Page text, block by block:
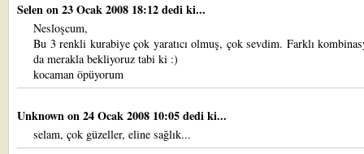
Selenon 23 Ocak 2008 18:12 dedi ki...
Nesloşcum,
Bu 3 renkli kurabiye çok yaratıcı olmuş, çok sevdim. Farklı
da merakla bekliyoruz tabi ki :)
kocaman öpüyorum
Unknownon 24 Ocak 2008 10:05 dedi ki...
selam, çok güzeller, eline sağlık...